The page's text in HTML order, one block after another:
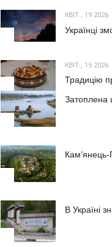
КВІТ., 19 2026
Українці
КВІТ., 15 2026
Традицію
Затоплена
Кам’янець-
В Україні